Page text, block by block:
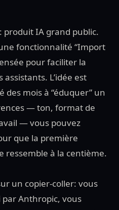
IA grand public.
fonctionnalité “Import
pour faciliter la
L’idée est
des mois à “éduquer” un
— ton, format de
— vous pouvez
que la première
ressemble à la centième.
un copier-coller: vous
Anthropic, vous